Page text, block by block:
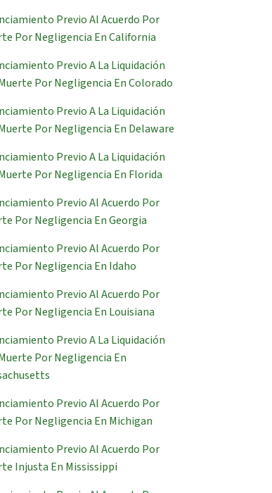
Previo Al Acuerdo Por
Por Negligencia En California
Previo A La Liquidación
Por Negligencia En Colorado
Previo A La Liquidación
Por Negligencia En Delaware
Previo A La Liquidación
Por Negligencia En Florida
Previo Al Acuerdo Por
Por Negligencia En Georgia
Previo Al Acuerdo Por
Por Negligencia En Idaho
Previo Al Acuerdo Por
Por Negligencia En Louisiana
Previo A La Liquidación
Por Negligencia En
Previo Al Acuerdo Por
Por Negligencia En Michigan
Previo Al Acuerdo Por
Injusta En Mississippi